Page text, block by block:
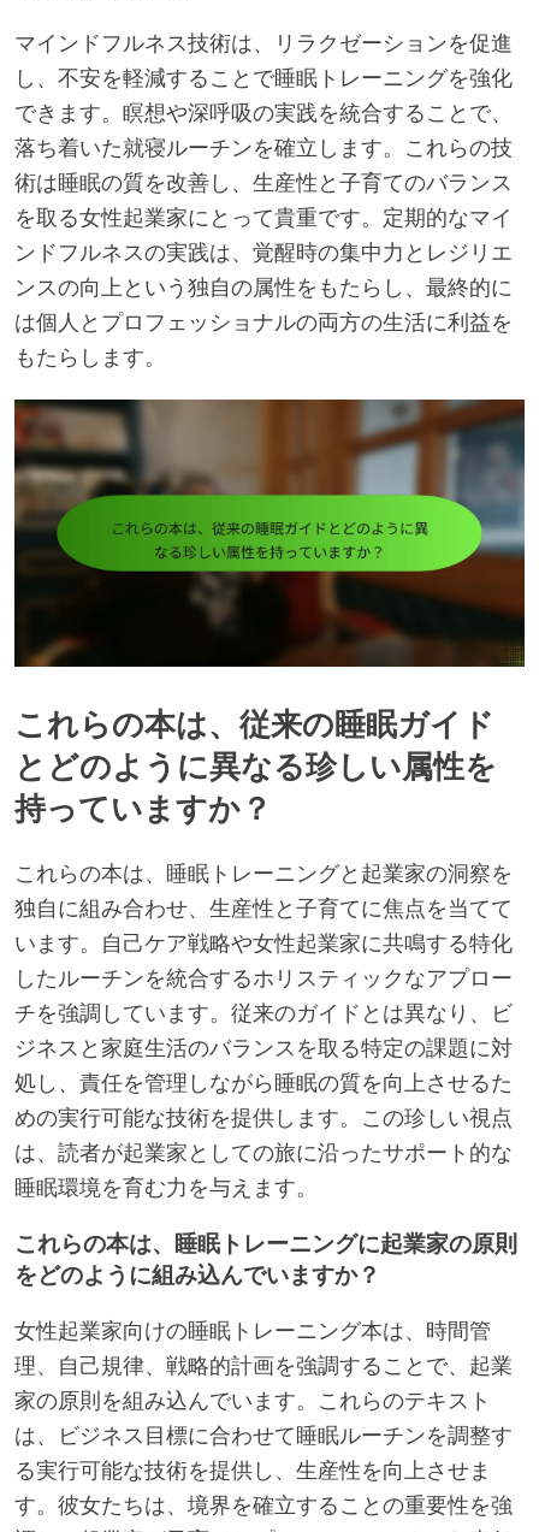
マインドフルネス技術は、リラクゼーションを促進
し、不安を軽減することで睡眠トレーニングを強化
できます。瞑想や深呼吸の実践を統合することで、
落ち着いた就寝ルーチンを確立します。これらの技
術は睡眠の質を改善し、生産性と子育てのバランス
を取る女性起業家にとって貴重です。定期的なマイ
ンドフルネスの実践は、覚醒時の集中力とレジリエ
ンスの向上という独自の属性をもたらし、最終的に
は個人とプロフェッショナルの両方の生活に利益を
もたらします。
これらの本は、従来の睡眠ガイド
とどのように異なる珍しい属性を
持っていますか？
これらの本は、睡眠トレーニングと起業家の洞察を
独自に組み合わせ、生産性と子育てに焦点を当てて
います。自己ケア戦略や女性起業家に共鳴する特化
したルーチンを統合するホリスティックなアプロー
チを強調しています。従来のガイドとは異なり、ビ
ジネスと家庭生活のバランスを取る特定の課題に対
処し、責任を管理しながら睡眠の質を向上させるた
めの実行可能な技術を提供します。この珍しい視点
は、読者が起業家としての旅に沿ったサポート的な
睡眠環境を育む力を与えます。
これらの本は、睡眠トレーニングに起業家の原則
をどのように組み込んでいますか？
女性起業家向けの睡眠トレーニング本は、時間管
理、自己規律、戦略的計画を強調することで、起業
家の原則を組み込んでいます。これらのテキスト
は、ビジネス目標に合わせて睡眠ルーチンを調整す
る実行可能な技術を提供し、生産性を向上させま
す。彼女たちは、境界を確立することの重要性を強